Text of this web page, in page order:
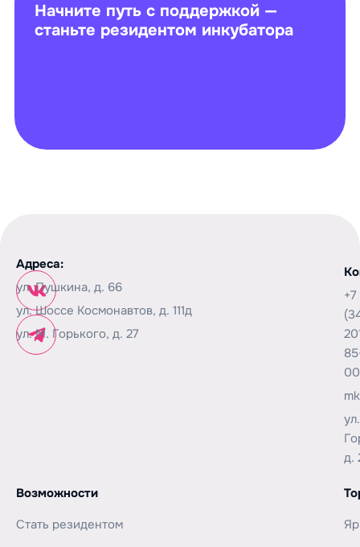
Начните путь с поддержкой —
станьте резидентом инкубатора
Адреса:
ул. Пушкина, д. 66
ул. Шоссе Космонавтов, д. 111д
ул. М. Горького, д. 27
+7
00
д.
Возможности
Стать резидентом